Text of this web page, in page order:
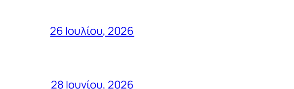
26 Ιουλίου, 2026
28 Ιουνίου, 2026